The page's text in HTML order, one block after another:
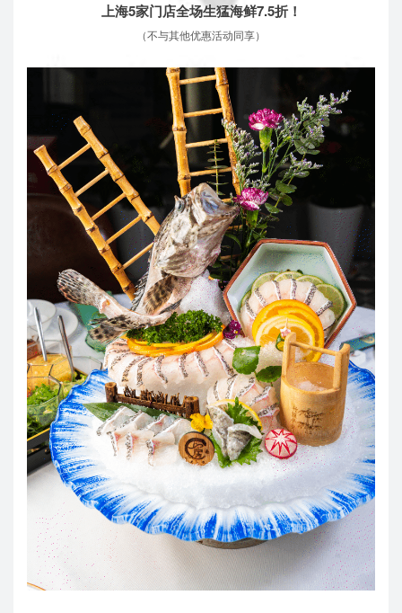
上海5家门店全场生猛海鲜7.5折！
（不与其他优惠活动同享）